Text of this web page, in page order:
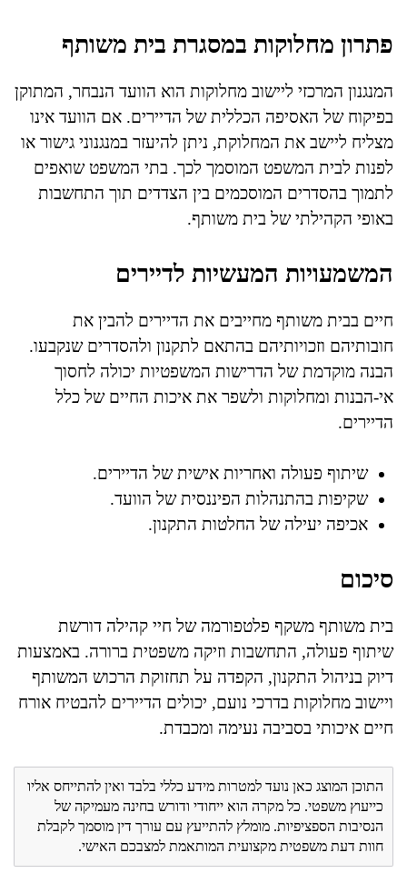
פתרון מחלוקות במסגרת בית משותף
המנגנון המרכזי ליישוב מחלוקות הוא הוועד הנבחר, המתוקן
בפיקוח של האסיפה הכללית של הדיירים. אם הוועד אינו
מצליח ליישב את המחלוקת, ניתן להיעזר במנגנוני גישור או
לפנות לבית המשפט המוסמך לכך. בתי המשפט שואפים
לתמוך בהסדרים המוסכמים בין הצדדים תוך התחשבות
באופי הקהילתי של בית משותף.
המשמעויות המעשיות לדיירים
חיים בבית משותף מחייבים את הדיירים להבין את
חובותיהם וזכויותיהם בהתאם לתקנון ולהסדרים שנקבעו.
הבנה מוקדמת של הדרישות המשפטיות יכולה לחסוך
אי-הבנות ומחלוקות ולשפר את איכות החיים של כלל
הדיירים.
שיתוף פעולה ואחריות אישית של הדיירים.
שקיפות בהתנהלות הפיננסית של הוועד.
אכיפה יעילה של החלטות התקנון.
סיכום
בית משותף משקף פלטפורמה של חיי קהילה דורשת
שיתוף פעולה, התחשבות וזיקה משפטית ברורה. באמצעות
דיוק בניהול התקנון, הקפדה על תחזוקת הרכוש המשותף
ויישוב מחלוקות בדרכי נועם, יכולים הדיירים להבטיח אורח
חיים איכותי בסביבה נעימה ומכבדת.
התוכן המוצג כאן נועד למטרות מידע כללי בלבד ואין להתייחס אליו
כייעוץ משפטי. כל מקרה הוא ייחודי ודורש בחינה מעמיקה של
הנסיבות הספציפיות. מומלץ להתייעץ עם עורך דין מוסמך לקבלת
חוות דעת משפטית מקצועית המותאמת למצבכם האישי.